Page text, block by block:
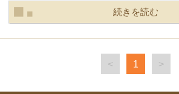
続きを読む
< 1 >